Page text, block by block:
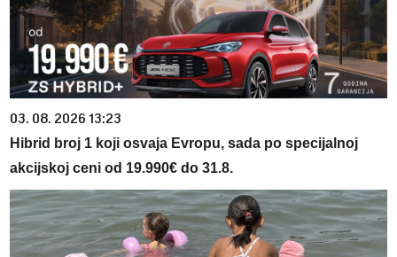
03. 08. 2026 13:23
Hibrid broj 1 koji osvaja Evropu, sada po specijalnoj
akcijskoj ceni od 19.990€ do 31.8.